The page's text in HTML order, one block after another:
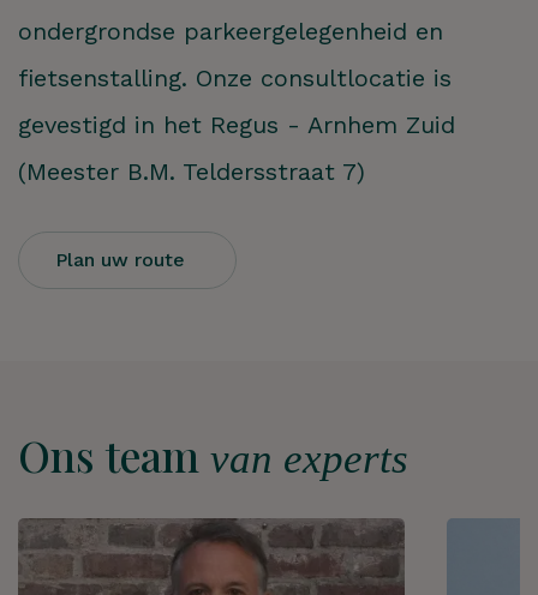
ondergrondse parkeergelegenheid en
fietsenstalling. Onze consultlocatie is
gevestigd in het Regus - Arnhem Zuid
(Meester B.M. Teldersstraat 7)
Plan uw route
Ons team van experts